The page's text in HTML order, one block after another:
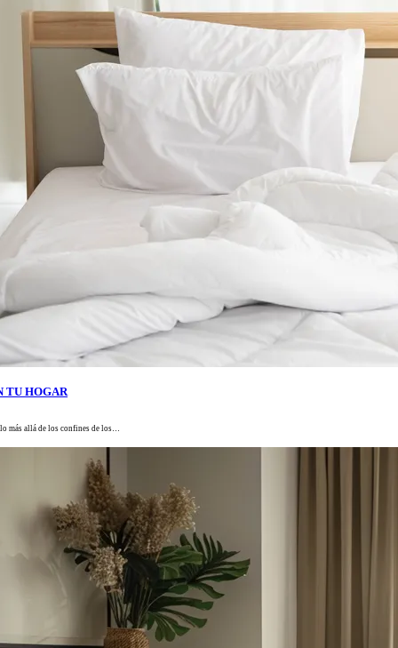
TU HOGAR
más allá de los confines de los…